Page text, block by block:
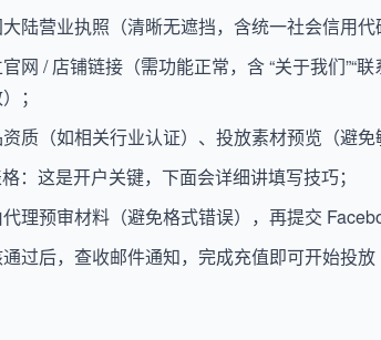
陆营业执照（清晰无遮挡，含统一社会信用代
网 / 店铺链接（需功能正常，含 “关于我们”“联
；
质（如相关行业认证）、投放素材预览（避免
：这是开户关键，下面会详细讲填写技巧；
理预审材料（避免格式错误），再提交
过后，查收邮件通知，完成充值即可开始投